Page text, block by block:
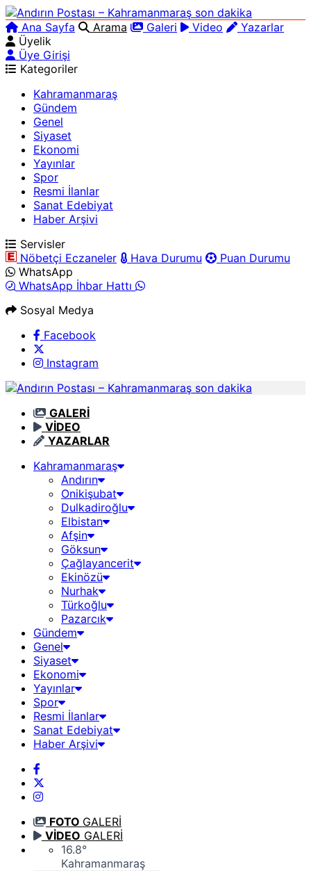
Ana Sayfa Arama Galeri Video
Yazarlar
Üyelik
Üye Girişi
Kategoriler
Kahramanmaraş
Gündem
Genel
Siyaset
Ekonomi
Yayınlar
Spor
Resmi İlanlar
Sanat Edebiyat
Haber Arşivi
Servisler
Nöbetçi Eczaneler
Hava Durumu
Puan Durumu
WhatsApp
WhatsApp İhbar Hattı
Sosyal Medya
Facebook
Instagram
GALERİ
VİDEO
YAZARLAR
Kahramanmaraş
Andırın
Onikişubat
Dulkadiroğlu
Elbistan
Afşin
Göksun
Çağlayancerit
Ekinözü
Nurhak
Türkoğlu
Pazarcık
Gündem
Genel
Siyaset
Ekonomi
Yayınlar
Spor
Resmi İlanlar
Sanat Edebiyat
Haber Arşivi
FOTO GALERİ
VİDEO GALERİ
16.8°
Kahramanmaraş